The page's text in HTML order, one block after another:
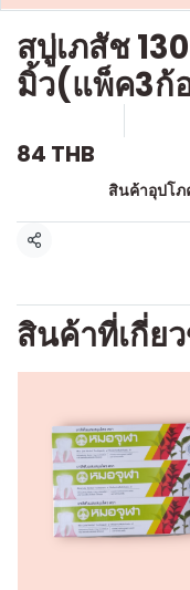
สบู่เภสัช
มิ้ว(แพ็ค3ก้
84 THB
สินค้าอุปโ
แชร์
สินค้าที่เกี่ย